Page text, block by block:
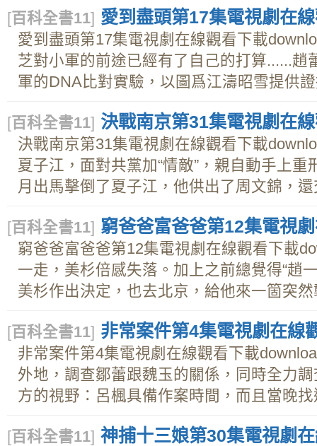
[百科全書11] 愛到盡頭第17集電視劇在
愛到盡頭第17集電視劇在線觀看下載
芝對小軍的前途已經有了自己的打算......趙
軍的DNA比對實驗，以圖爲江濤昭雪提供
[百科全書11] 決戰南京第31集電視劇在
決戰南京第31集電視劇在線觀看下載
夏子江，面對共黨加“情敵”，親自動手上
月出馬擊倒了夏子江，他供出了周文錦，還
[百科全書11] 窮爸爸富爸爸第12集電視
窮爸爸富爸爸第12集電視劇在線觀看下載
一走，美杉倍感失落。加上之前總覺得“趙
美杉作出決定，也去北京，給他來一箇突然
[百科全書11] 非常案件第4集電視劇在線
非常案件第4集電視劇在線觀看下載
外地，調查鄒蕾跟魏玉的關係，同時全力
方的視野：呂楓具備作案時間，而且當晚
[百科全書11] 神捕十三娘第30集電視劇